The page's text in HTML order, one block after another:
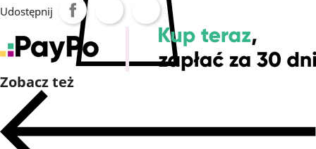
DODAJ DO KOSZYKA
Udostępnij
Zobacz też